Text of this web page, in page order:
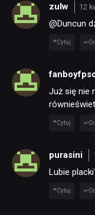
zulw 12
@Duncun
Cytuj
Już się nie
Cytuj
purasini
Lubie
Cytuj